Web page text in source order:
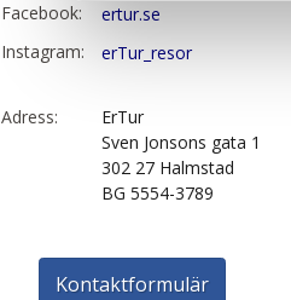
Facebook:
ertur.se
Instagram:
erTur_resor
Adress:
ErTur
Sven Jonsons gata 1
302 27 Halmstad
BG 5554-3789
Kontaktformulär